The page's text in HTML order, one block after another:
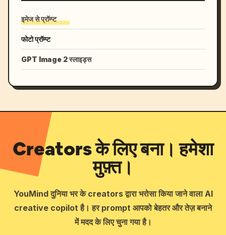
इमेज से प्रॉम्प्ट
फोटो प्रॉम्प्ट
GPT Image 2 स्लाइड्स
Creators के लिए बना। हमेशा
मुफ़्त।
YouMind दुनिया भर के creators द्वारा भरोसा किया जाने वाला AI
creative copilot है। हर prompt आपको बेहतर और तेज़ बनाने
में मदद के लिए चुना गया है।